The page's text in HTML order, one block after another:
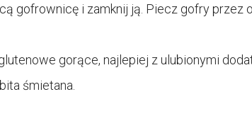
gofrownicę i zamknij ją. Piecz gofry przez
gorące, najlepiej z ulubionymi
śmietana.